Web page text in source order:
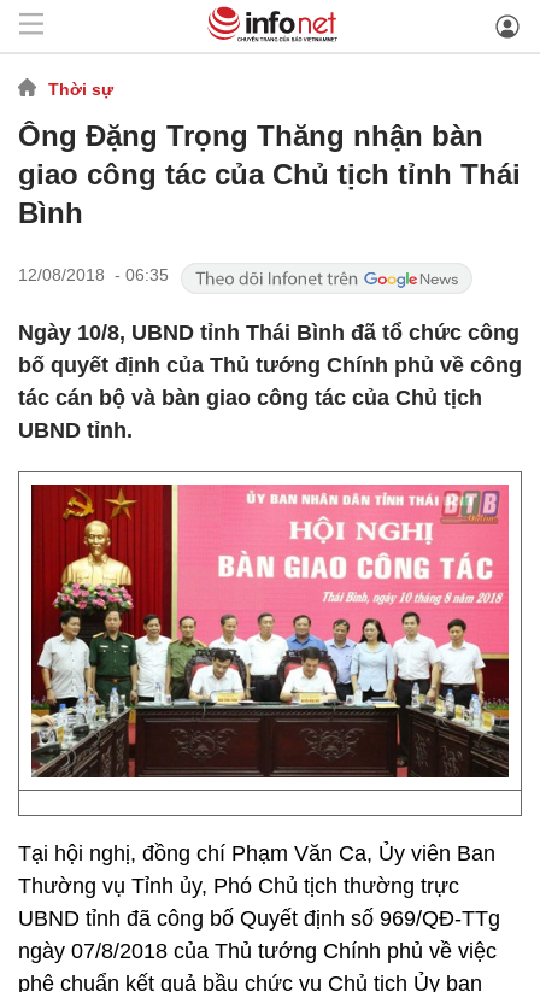
Thời sự
Ông Đặng Trọng Thăng nhận bàn
giao công tác của Chủ tịch tỉnh Thái
Bình
12/08/2018 - 06:35
Ngày 10/8, UBND tỉnh Thái Bình đã tổ chức công
bố quyết định của Thủ tướng Chính phủ về công
tác cán bộ và bàn giao công tác của Chủ tịch
UBND tỉnh.
Tại hội nghị, đồng chí Phạm Văn Ca, Ủy viên Ban
Thường vụ Tỉnh ủy, Phó Chủ tịch thường trực
UBND tỉnh đã công bố Quyết định số 969/QĐ-TTg
ngày 07/8/2018 của Thủ tướng Chính phủ về việc
phê chuẩn kết quả bầu chức vụ Chủ tịch Ủy ban